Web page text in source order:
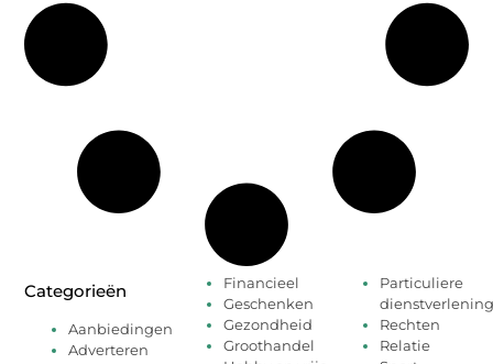
Categorieën
Aanbiedingen
Adverteren
Financieel
Geschenken
Gezondheid
Groothandel
Particuliere
dienstverlening
Rechten
Relatie